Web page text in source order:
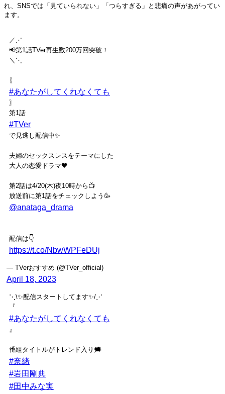
れ、SNSでは「見ていられない」「つらすぎる」と悲痛の声があがってい
ます。
／⋰
📢第1話TVer再生数200万回突破！
＼⋱
〖
#あなたがしてくれなくても
〗
第1話
#TVer
で見逃し配信中✨
夫婦のセックスレスをテーマにした
大人の恋愛ドラマ🖤
第2話は4/20(木)夜10時から📺
放送前に第1話をチェックしよう🥳
@anataga_drama
配信は👇
https://t.co/NbwWPFeDUj
— TVerおすすめ (@TVer_official)
April 18, 2023
⋱\✨配信スタートしてます✨/⋰
『
#あなたがしてくれなくても
』
番組タイトルがトレンド入り🗯
#奈緒
#岩田剛典
#田中みな実